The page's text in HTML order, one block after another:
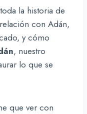
la historia de
con Adán,
y cómo
, nuestro
lo que se
que ver con